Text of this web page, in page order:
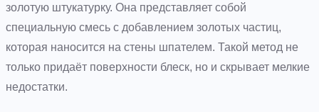
золотую штукатурку. Она представляет собой
специальную смесь с добавлением золотых частиц,
которая наносится на стены шпателем. Такой метод не
только придаёт поверхности блеск, но и скрывает мелкие
недостатки.